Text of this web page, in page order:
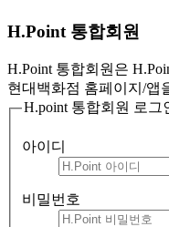
H.Point 통합회원
H.Point 통합회원은
현대백화점 홈페이지/앱
H.point 통합회원 로그
아이디
비밀번호